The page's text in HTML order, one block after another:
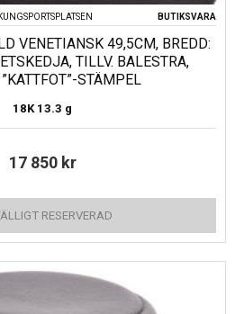
KUNGSPORTSPLATSEN BUTIKSVARA
VENETIANSK 49,5CM, BREDD:
TILLV. BALESTRA,
STÄMPEL
18K 13.3 g
17 850 kr
RESERVERAD